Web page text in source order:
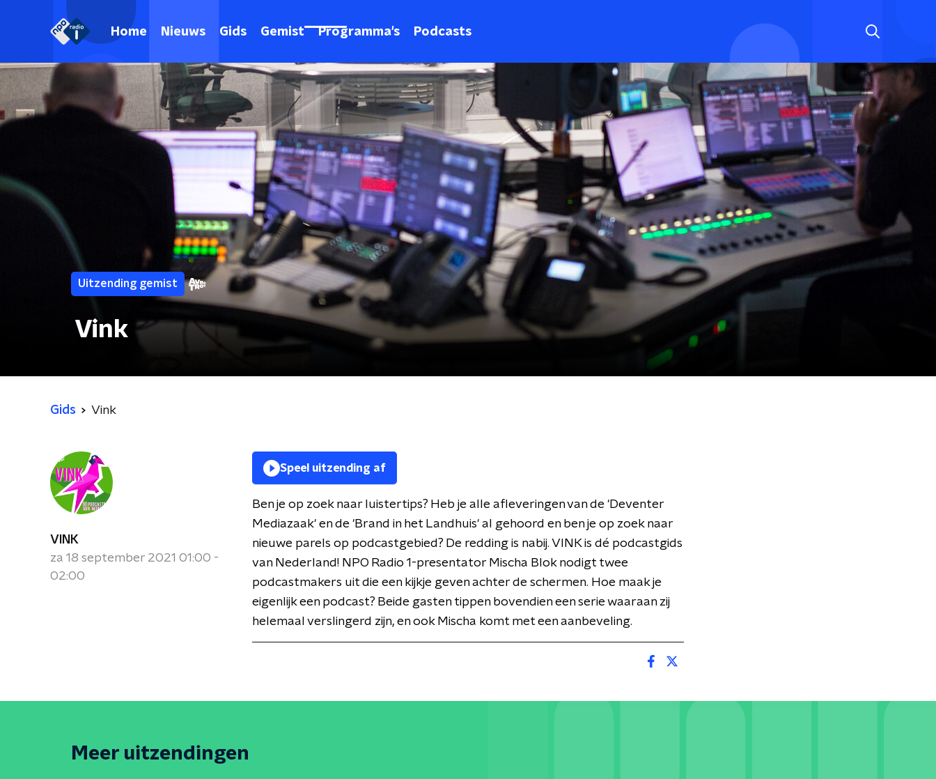
Home Nieuws Gids Gemist Programma's Podcasts
Uitzending gemist
Vink
Gids Vink
VINK
za 18 september 2021 01:00 -
02:00
Speel uitzending af
Ben je op zoek naar luistertips? Heb je alle afleveringen van de 'Deventer
Mediazaak' en de 'Brand in het Landhuis' al gehoord en ben je op zoek naar
nieuwe parels op podcastgebied? De redding is nabij. VINK is dé podcastgids
van Nederland! NPO Radio 1-presentator Mischa Blok nodigt twee
podcastmakers uit die een kijkje geven achter de schermen. Hoe maak je
eigenlijk een podcast? Beide gasten tippen bovendien een serie waaraan zij
helemaal verslingerd zijn, en ook Mischa komt met een aanbeveling.
Meer uitzendingen